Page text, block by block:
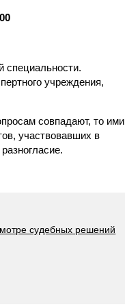
специальности.
учреждения,
совпадают, то ими
участвовавших в
судебных решений